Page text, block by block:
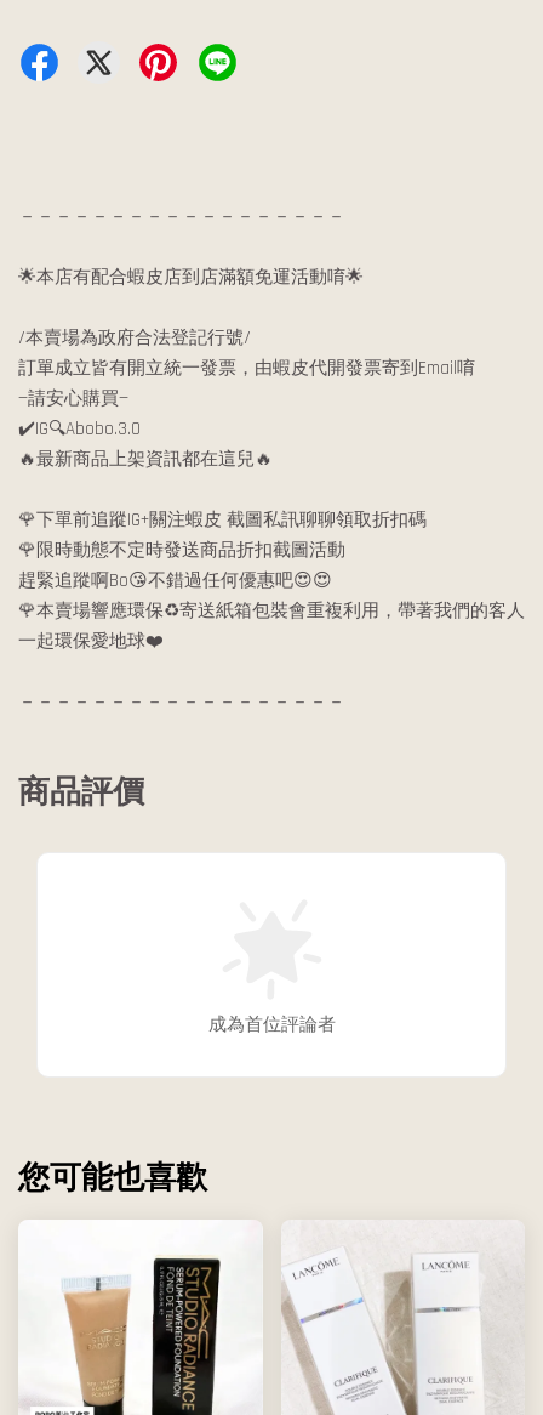
－－－－－－－－－－－－－－－－－－
🌟本店有配合蝦皮店到店滿額免運活動唷🌟
/本賣場為政府合法登記行號/
訂單成立皆有開立統一發票，由蝦皮代開發票寄到Email唷
—請安心購買—
✔️IG🔍Abobo.3.0
🔥最新商品上架資訊都在這兒🔥
🌹下單前追蹤IG+關注蝦皮 截圖私訊聊聊領取折扣碼
🌹限時動態不定時發送商品折扣截圖活動
趕緊追蹤啊Bo😘不錯過任何優惠吧😍😍
🌹本賣場響應環保♻️寄送紙箱包裝會重複利用，帶著我們的客人
一起環保愛地球❤️
－－－－－－－－－－－－－－－－－－
商品評價
成為首位評論者
您可能也喜歡